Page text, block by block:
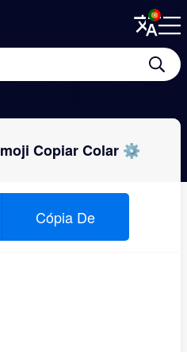
Copiar Colar ⚙
Cópia De